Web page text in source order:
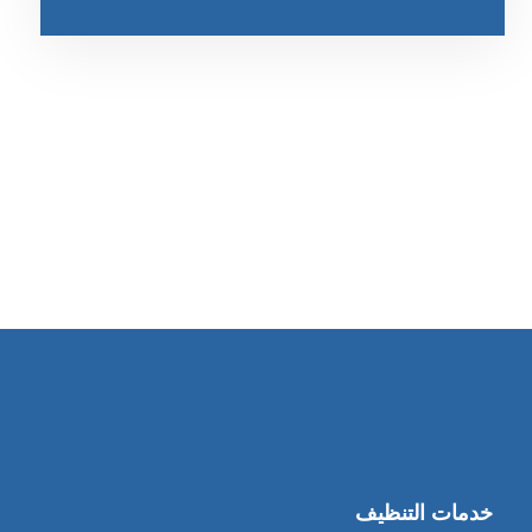
خدمات التنظيف